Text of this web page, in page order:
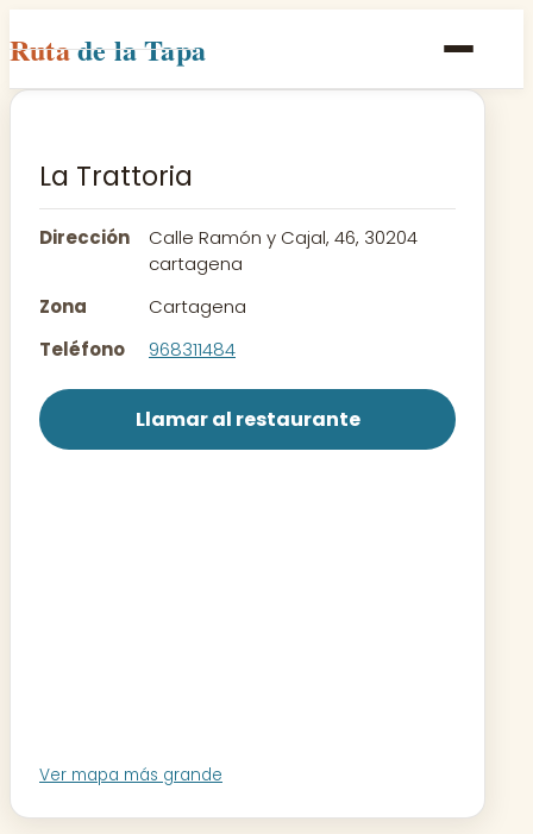
Rutade la Tapa
Inicio
Rutas
Contacto
La Trattoria
Dirección
Calle Ramón y Cajal, 46, 30204
cartagena
Zona
Cartagena
Teléfono
968311484
Llamar al restaurante
Ver mapa más grande